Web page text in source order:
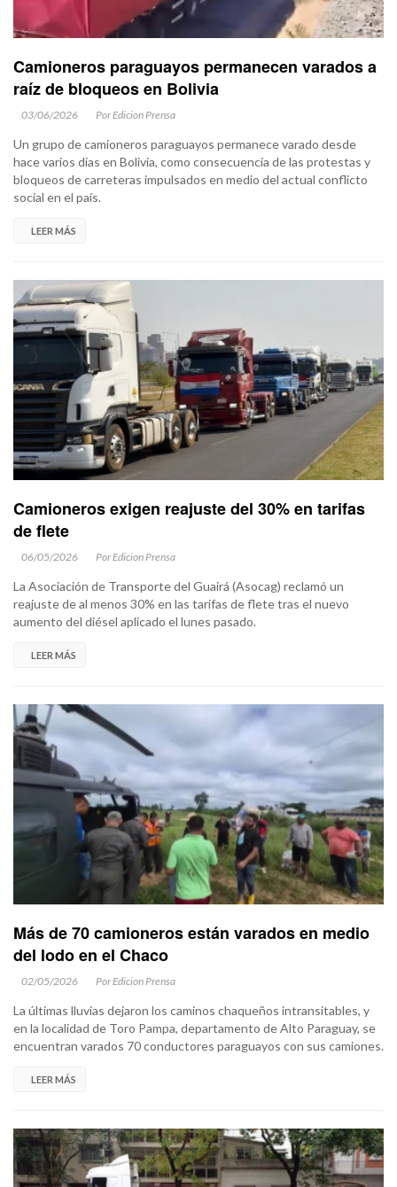
Camioneros paraguayos permanecen varados a
raíz de bloqueos en Bolivia
03/06/2026 Por Edicion Prensa
Un grupo de camioneros paraguayos permanece varado desde
hace varios días en Bolivia, como consecuencia de las protestas y
bloqueos de carreteras impulsados en medio del actual conflicto
social en el país.
LEER MÁS
Camioneros exigen reajuste del 30% en tarifas
de flete
06/05/2026 Por Edicion Prensa
La Asociación de Transporte del Guairá (Asocag) reclamó un
reajuste de al menos 30% en las tarifas de flete tras el nuevo
aumento del diésel aplicado el lunes pasado.
LEER MÁS
Más de 70 camioneros están varados en medio
del lodo en el Chaco
02/05/2026 Por Edicion Prensa
La últimas lluvias dejaron los caminos chaqueños intransitables, y
en la localidad de Toro Pampa, departamento de Alto Paraguay, se
encuentran varados 70 conductores paraguayos con sus camiones.
LEER MÁS